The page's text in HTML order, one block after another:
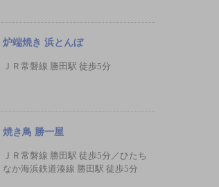
炉端焼き 浜とんぼ
ＪＲ常磐線 勝田駅 徒歩5分
焼き鳥 勝一屋
ＪＲ常磐線 勝田駅 徒歩5分／ひたち
なか海浜鉄道湊線 勝田駅 徒歩5分